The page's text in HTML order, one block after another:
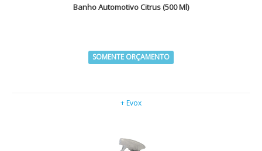
Banho Automotivo Citrus (500 Ml)
SOMENTE ORÇAMENTO
+ Evox